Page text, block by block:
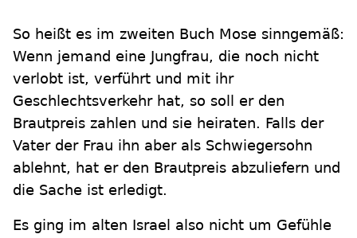
So heißt es im zweiten Buch Mose sinngemäß:
Wenn jemand eine Jungfrau, die noch nicht
verlobt ist, verführt und mit ihr
Geschlechtsverkehr hat, so soll er den
Brautpreis zahlen und sie heiraten. Falls der
Vater der Frau ihn aber als Schwiegersohn
ablehnt, hat er den Brautpreis abzuliefern und
die Sache ist erledigt.
Es ging im alten Israel also nicht um Gefühle